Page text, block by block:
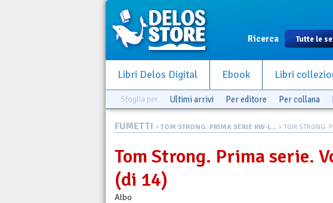
Ricerca
Libri Delos Digital Ebook Libri
Sfoglia per Ultimi arrivi Per editore Per collana
FUMETTI > TOM STRONG. PRIMA SERIE RW-L... > TOM STRONG.
Tom Strong. Prima serie.
(di 14)
Albo